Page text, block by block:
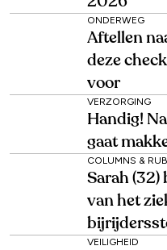
ONDERWEG
Aftellen
deze
voor
VERZORGING
Handig!
gaat
COLUMNS &
Sarah (32)
van het
VEILIGHEID